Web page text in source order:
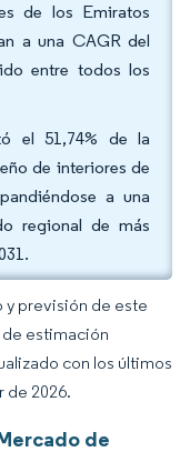
de los Emiratos
a una CAGR del
entre todos los
el 51,74% de la
de interiores de
a una
regional de más
y previsión de este
estimación
con los últimos
de 2026.
de